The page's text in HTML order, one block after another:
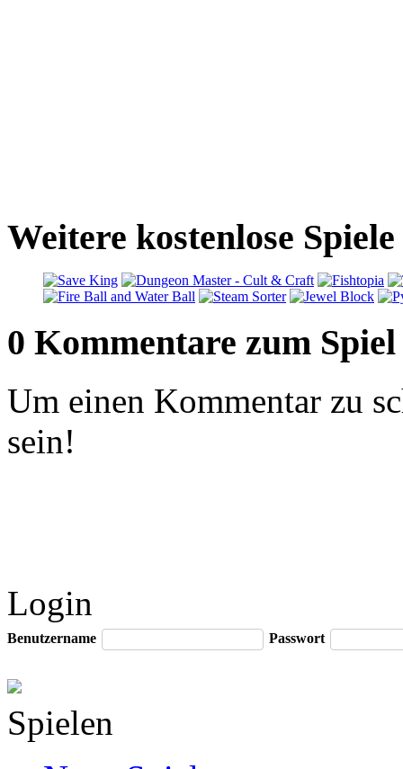
Weitere kostenlose
0 Kommentare zum Spiel
Um einen Kommentar zu
sein!
Login
Benutzername Passwort
Spielen